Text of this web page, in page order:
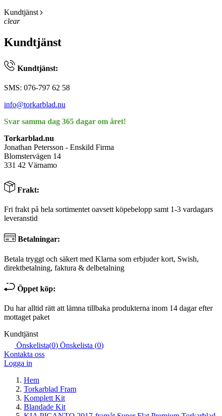
Kundtjänst
clear
Kundtjänst
Kundtjänst:
SMS: 076-797 62 58
info@torkarblad.nu
Svar samma dag 365 dagar om året!
Torkarblad.nu
Jonathan Petersson - Enskild Firma
Blomstervägen 14
331 42 Värnamo
Frakt:
Fri frakt på hela sortimentet oavsett köpebelopp samt 1-3 vardagars
leveranstid
Betalningar:
Betala tryggt och säkert med Klarna som erbjuder kort, Swish,
direktbetalning, faktura & delbetalning
Öppet köp:
Du har alltid rätt att lämna tillbaka produkterna inom 14 dagar efter
mottaget paket
Kundtjänst
Önskelista(0) Önskelista (0)
Kontakta oss
Logga in
Hem
Torkarblad Fram
Komplett Kit
Blandade Kit